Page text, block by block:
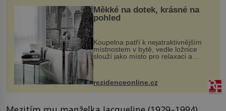
Měkké na dotek, krásné na
pohled
Koupelna patří k nejatraktivnějším
místnostem v bytě, vedle ložnice
slouží jako místo pro relaxaci a
odpočinek. Koupelnový textil –
ručníky, osušky a koberečky –
proutku...
rezidenceonline.cz